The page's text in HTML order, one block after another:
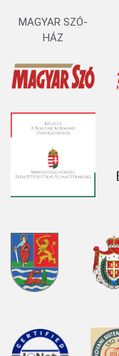
MAGYAR SZÓ-
HÁZ